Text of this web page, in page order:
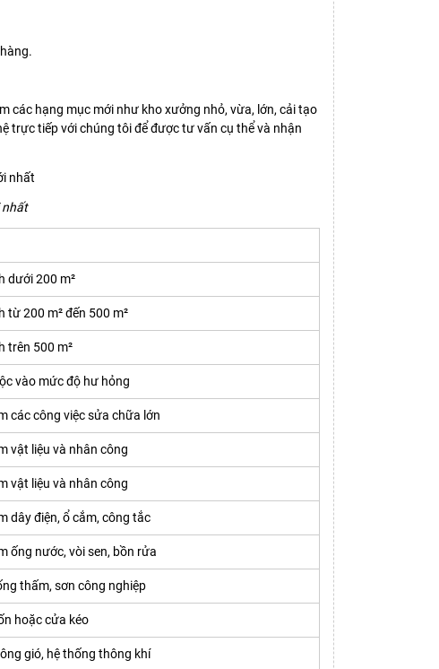
các hạng mục mới như kho xưởng nhỏ, vừa, lớn, cải tạo
trực tiếp với chúng tôi để được tư vấn cụ thể và nhận
nhất
dưới 200 m²
từ 200 m² đến 500 m²
trên 500 m²
vào mức độ hư hỏng
các công việc sửa chữa lớn
vật liệu và nhân công
vật liệu và nhân công
dây điện, ổ cắm, công tắc
ống nước, vòi sen, bồn rửa
thấm, sơn công nghiệp
hoặc cửa kéo
gió, hệ thống thông khí